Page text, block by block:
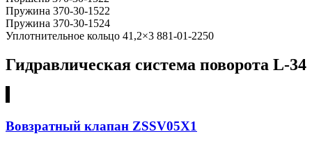
Пружина 370-30-1522
Пружина 370-30-1524
Уплотнительное кольцо 41,2×3 881-01-2250
Гидравлическая система поворота L-34
Вовзратный клапан ZSSV05X1